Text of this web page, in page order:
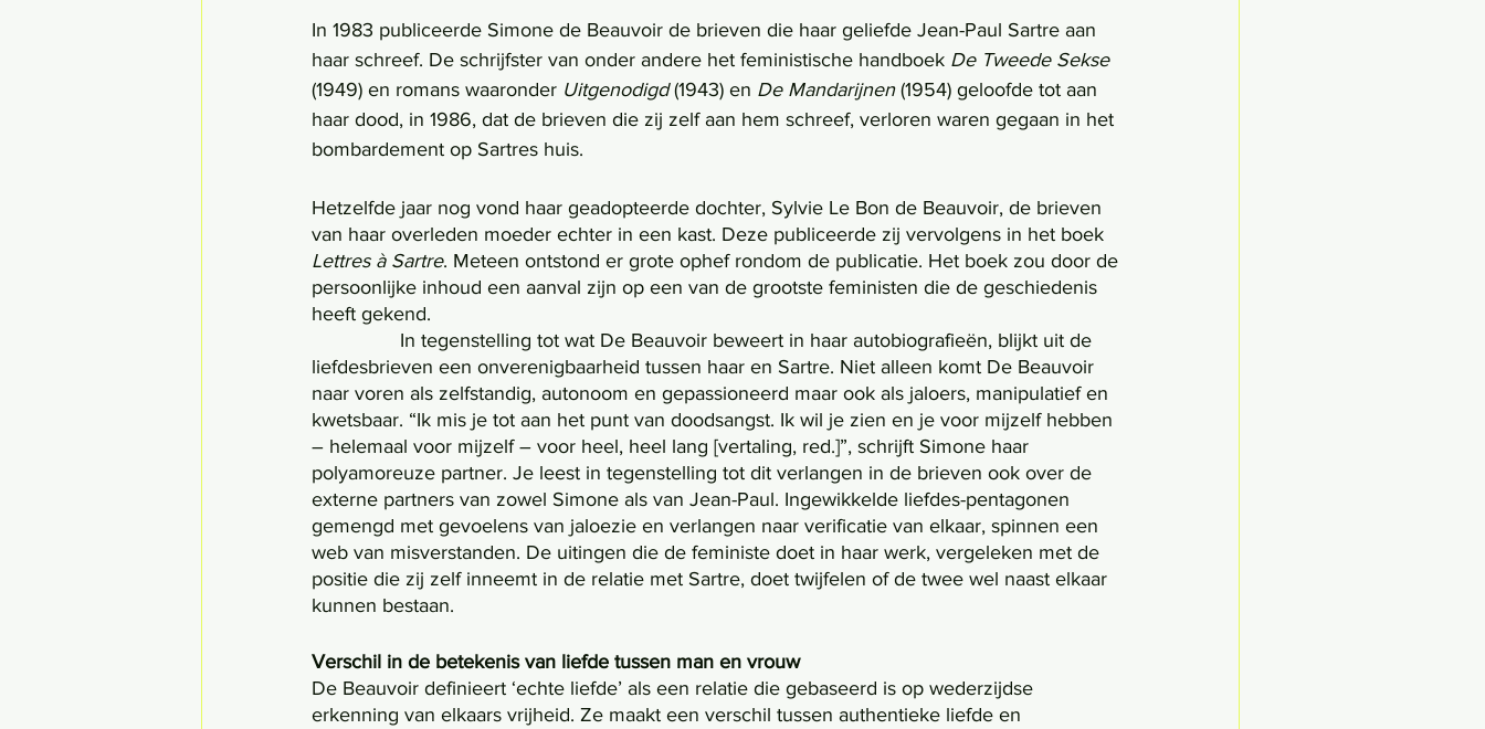
In 1983 publiceerde Simone de Beauvoir de brieven die haar geliefde Jean-Paul Sartre aan
haar schreef. De schrijfster van onder andere het feministische handboek De Tweede Sekse
(1949) en romans waaronder Uitgenodigd (1943) en De Mandarijnen (1954) geloofde tot aan
haar dood, in 1986, dat de brieven die zij zelf aan hem schreef, verloren waren gegaan in het
bombardement op Sartres huis.
Hetzelfde jaar nog vond haar geadopteerde dochter, Sylvie Le Bon de Beauvoir, de brieven
van haar overleden moeder echter in een kast. Deze publiceerde zij vervolgens in het boek
Lettres à Sartre. Meteen ontstond er grote ophef rondom de publicatie. Het boek zou door de
persoonlijke inhoud een aanval zijn op een van de grootste feministen die de geschiedenis
heeft gekend.
liefdesbrieven een onverenigbaarheid tussen haar en Sartre. Niet alleen komt De Beauvoir
naar voren als zelfstandig, autonoom en gepassioneerd maar ook als jaloers, manipulatief en
kwetsbaar. “Ik mis je tot aan het punt van doodsangst. Ik wil je zien en je voor mijzelf hebben
– helemaal voor mijzelf – voor heel, heel lang [vertaling, red.]”, schrijft Simone haar
polyamoreuze partner. Je leest in tegenstelling tot dit verlangen in de brieven ook over de
externe partners van zowel Simone als van Jean-Paul. Ingewikkelde liefdes-pentagonen
gemengd met gevoelens van jaloezie en verlangen naar verificatie van elkaar, spinnen een
web van misverstanden. De uitingen die de feministe doet in haar werk, vergeleken met de
positie die zij zelf inneemt in de relatie met Sartre, doet twijfelen of de twee wel naast elkaar
kunnen bestaan.
Verschil in de betekenis van liefde tussen man en vrouw
De Beauvoir definieert ‘echte liefde’ als een relatie die gebaseerd is op wederzijdse
erkenning van elkaars vrijheid. Ze maakt een verschil tussen authentieke liefde en